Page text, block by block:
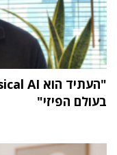
בעולם הפיזי"